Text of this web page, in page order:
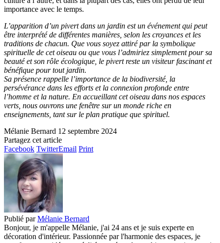
importance avec le temps.
L’apparition d’un pivert dans un jardin est un événement qui peut
être interprété de différentes manières, selon les croyances et les
traditions de chacun. Que vous soyez attiré par la symbolique
spirituelle de cet oiseau ou que vous l’admiriez simplement pour sa
beauté et son rôle écologique, le pivert reste un visiteur fascinant et
bénéfique pour tout jardin.
Sa présence rappelle l’importance de la biodiversité, la
persévérance dans les efforts et la connexion profonde entre
l’homme et la nature. En accueillant cet oiseau dans nos espaces
verts, nous ouvrons une fenêtre sur un monde riche en
enseignements, tant sur le plan pratique que spirituel.
Mélanie Bernard 12 septembre 2024
Partagez cet article
Facebook TwitterEmail Print
Publié par Mélanie Bernard
Bonjour, je m'appelle Mélanie, j'ai 24 ans et je suis experte en
décoration d'intérieur. Passionnée par l'harmonie des espaces, je